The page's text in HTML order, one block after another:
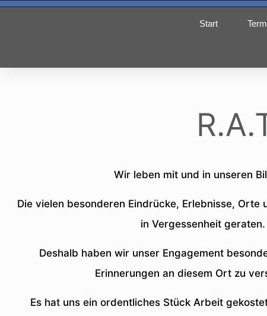
Start
Wir leben mit und in unseren
Die vielen besonderen Eindrücke, Erlebnisse, Orte
in Vergessenheit geraten.
Deshalb haben wir unser Engagement
Erinnerungen an diesem Ort zu
Es hat uns ein ordentliches Stück Arbeit